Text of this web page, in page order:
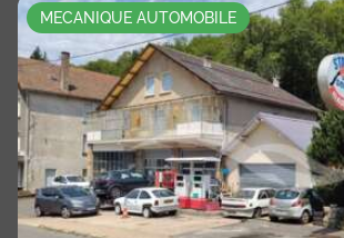
MECANIQUE AUTOMOBILE